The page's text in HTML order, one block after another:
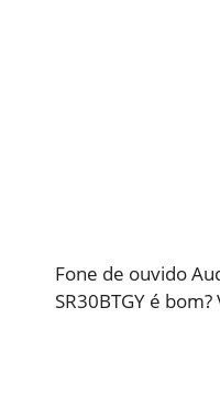
Fone de ouvido
SR30BTGY é bom?